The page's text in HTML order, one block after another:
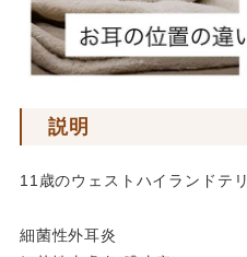
説明
11歳のウェストハイランドテ
細菌性外耳炎